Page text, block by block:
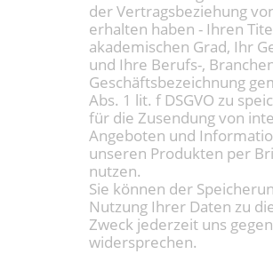
der Vertragsbeziehung
erhalten haben - Ihren
akademischen Grad, Ihr
und Ihre Berufs-,
Geschäftsbezeichnung
Abs. 1 lit. f DSGVO zu
für die Zusendung von
Angeboten und
unseren Produkten per
nutzen.
Sie können der
Nutzung Ihrer Daten zu
Zweck jederzeit uns
widersprechen.